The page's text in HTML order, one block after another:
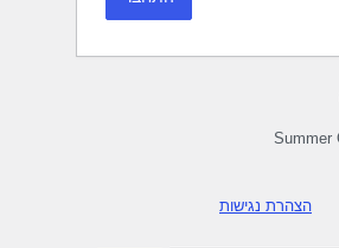
הצהרת נגישות